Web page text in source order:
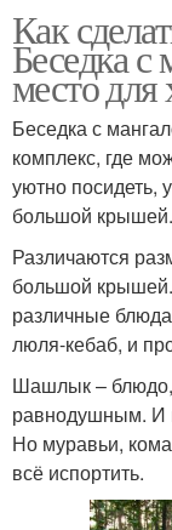
Как
Беседка с
место
Беседка с
комплекс, где
уютно посидеть,
большой крышей.
Различаются
большой
различные
люля-кебаб, и
Шашлык – блюдо,
равнодушным. И
Но муравьи,
всё испортить.